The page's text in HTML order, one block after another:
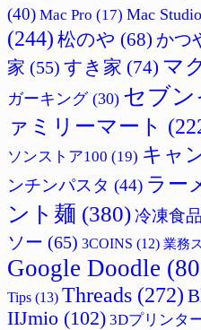
(40) Mac Pro (17) Mac Studio
(244) 松のや (68) かつ
家 (55) すき家 (74) マ
ガーキング(30) セブ
ァミリーマート
ソンストア100 (19) キャ
ンチンパスタ (44) ラー
ント麺 (380)冷凍食品
ソー (65) 3COINS (12) 業務
Google Doodle
Tips (13) Threads (272)
IIJmio (102) 3Dプリンタ